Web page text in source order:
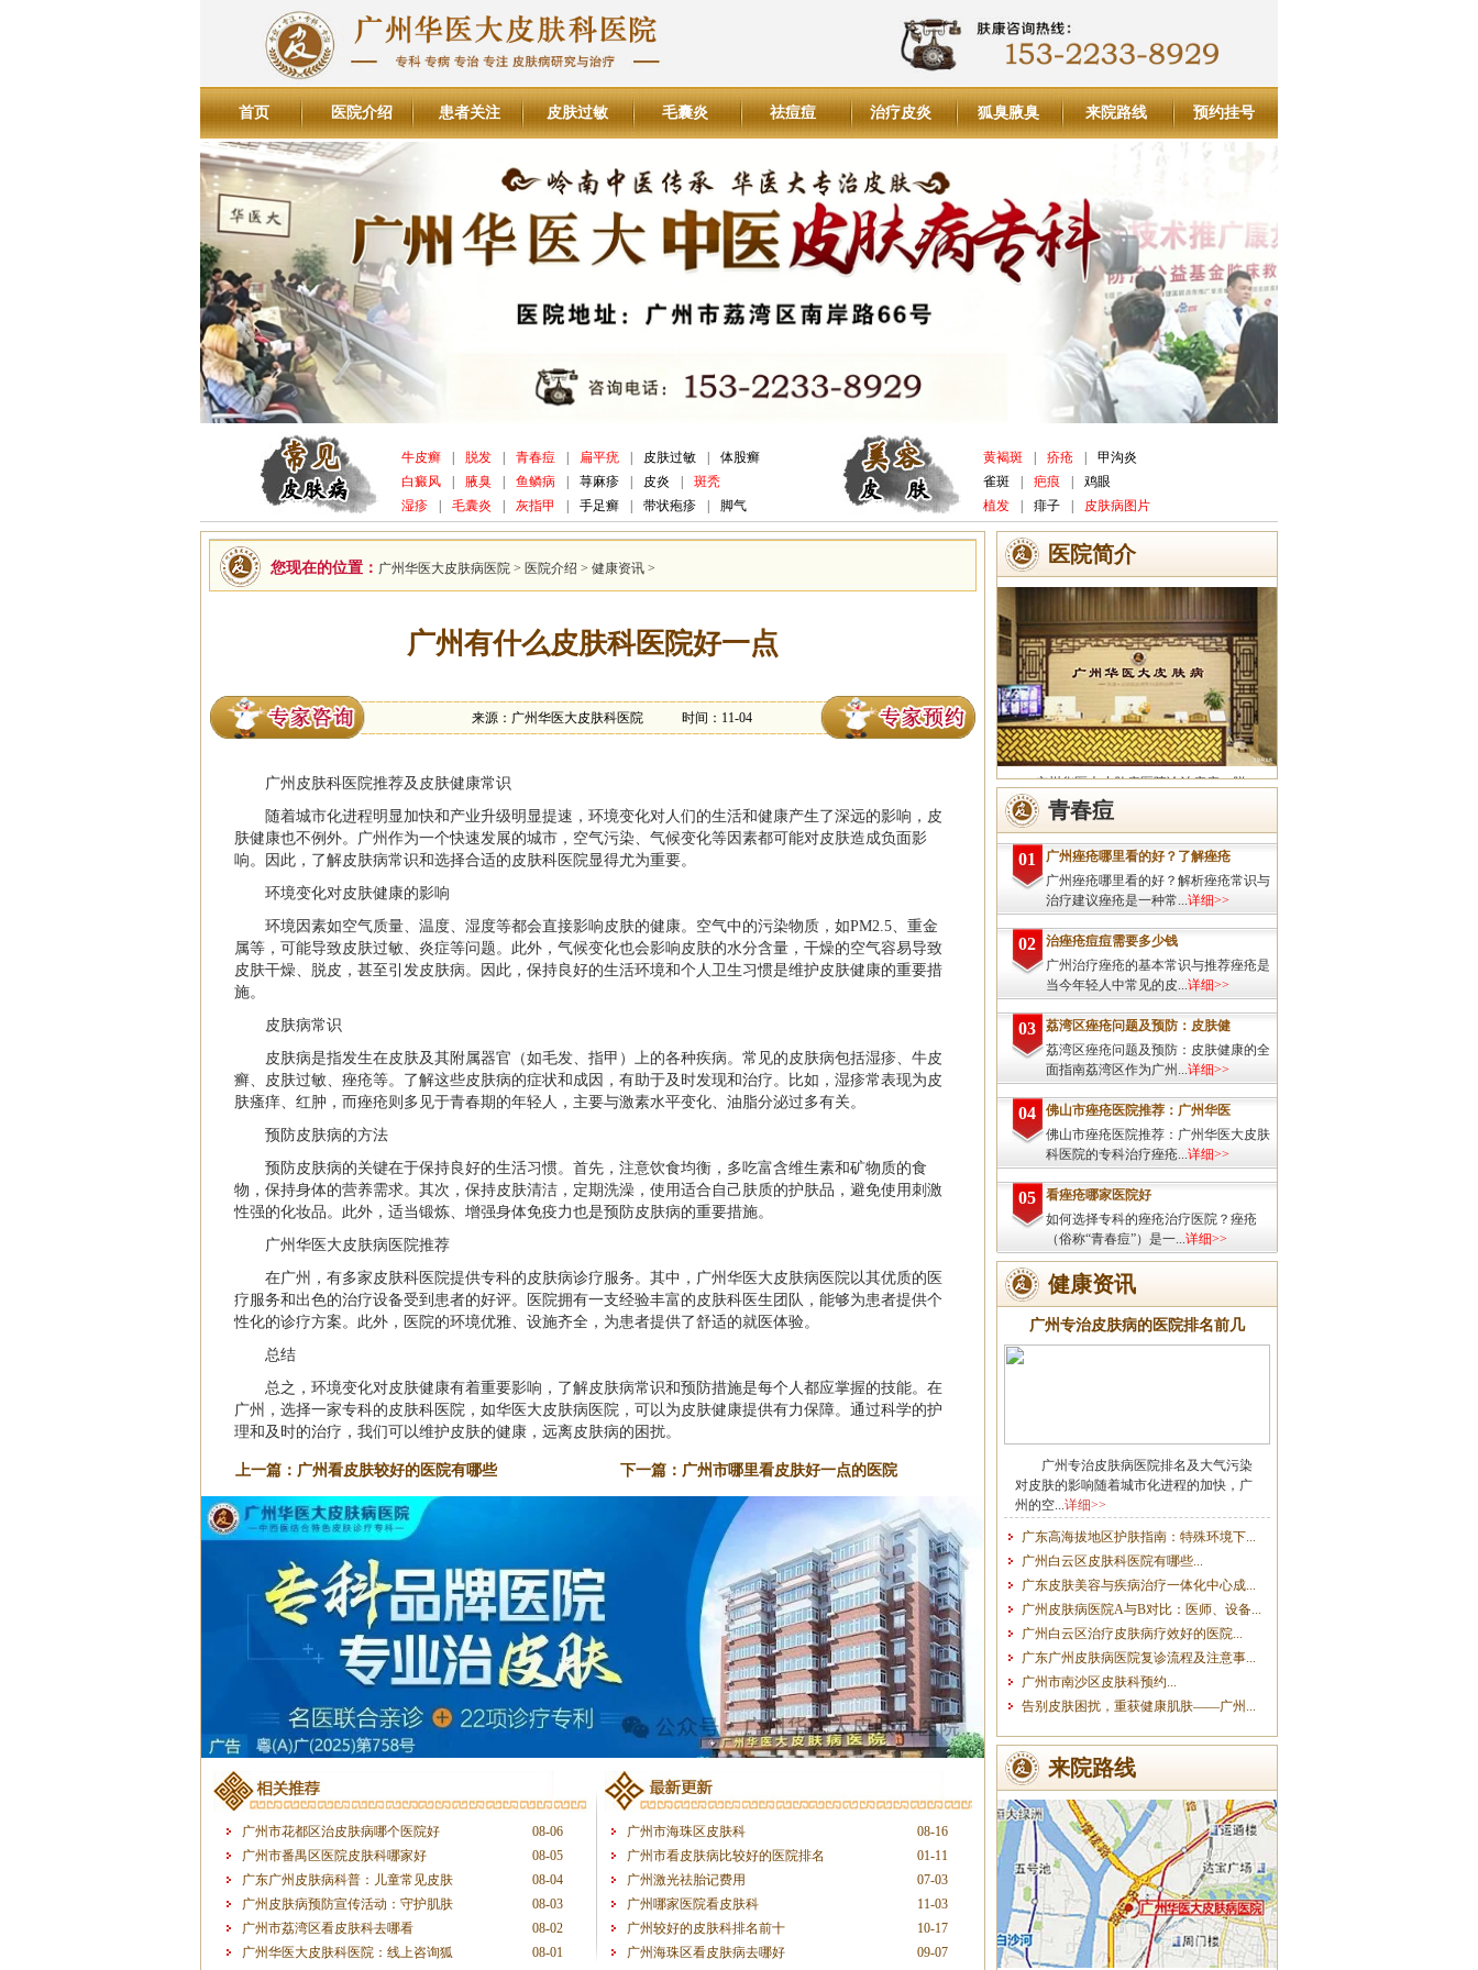
首页 医院介绍 患者关注 皮肤过敏 毛囊炎 祛痘痘 治疗皮炎 狐臭腋臭 来院路线 预约挂号
牛皮癣 脱发 青春痘 扁平疣 皮肤过敏
体股癣
白癜风
腋臭 鱼鳞病 荨麻疹 皮炎
斑秃
湿疹
毛囊炎 灰指甲 手足癣 带状疱疹 脚气
黄褐斑 疥疮
甲沟炎
雀斑
疤痕
鸡眼
植发
痱子 皮肤病图片
您现在的位置： 广州华医大皮肤病医院 > 医院介绍 > 健康资讯 >
广州有什么皮肤科医院好一点
来源：广州华医大皮肤科医院 时间：11-04
广州皮肤科医院推荐及皮肤健康常识
随着城市化进程明显加快和产业升级明显提速，环境变化对人们的生活和健康产生了深远的影响，皮
肤健康也不例外。广州作为一个快速发展的城市，空气污染、气候变化等因素都可能对皮肤造成负面影
响。因此，了解皮肤病常识和选择合适的皮肤科医院显得尤为重要。
环境变化对皮肤健康的影响
环境因素如空气质量、温度、湿度等都会直接影响皮肤的健康。空气中的污染物质，如PM2.5、重金
属等，可能导致皮肤过敏、炎症等问题。此外，气候变化也会影响皮肤的水分含量，干燥的空气容易导致
皮肤干燥、脱皮，甚至引发皮肤病。因此，保持良好的生活环境和个人卫生习惯是维护皮肤健康的重要措
施。
皮肤病常识
皮肤病是指发生在皮肤及其附属器官（如毛发、指甲）上的各种疾病。常见的皮肤病包括湿疹、牛皮
癣、皮肤过敏、痤疮等。了解这些皮肤病的症状和成因，有助于及时发现和治疗。比如，湿疹常表现为皮
肤瘙痒、红肿，而痤疮则多见于青春期的年轻人，主要与激素水平变化、油脂分泌过多有关。
预防皮肤病的方法
预防皮肤病的关键在于保持良好的生活习惯。首先，注意饮食均衡，多吃富含维生素和矿物质的食
物，保持身体的营养需求。其次，保持皮肤清洁，定期洗澡，使用适合自己肤质的护肤品，避免使用刺激
性强的化妆品。此外，适当锻炼、增强身体免疫力也是预防皮肤病的重要措施。
广州华医大皮肤病医院推荐
在广州，有多家皮肤科医院提供专科的皮肤病诊疗服务。其中， 广州华医大皮肤病医院以其优质的医
疗服务和出色的治疗设备受到患者的好评。医院拥有一支经验丰富的皮肤科医生团队，能够为患者提供个
性化的诊疗方案。此外，医院的环境优雅、设施齐全，为患者提供了舒适的就医体验。
总结
总之，环境变化对皮肤健康有着重要影响，了解皮肤病常识和预防措施是每个人都应掌握的技能。在
广州，选择一家专科的皮肤科医院，如华医大皮肤病医院，可以为皮肤健康提供有力保障。通过科学的护
理和及时的治疗，我们可以维护皮肤的健康，远离皮肤病的困扰。
下一篇： 广州市哪里看皮肤好一点的医院
上一篇： 广州看皮肤较好的医院有哪些
08-06
广州市花都区治皮肤病哪个医院好
08-05
广州市番禺区医院皮肤科哪家好
08-04
广东广州皮肤病科普：儿童常见皮肤
08-03
广州皮肤病预防宣传活动：守护肌肤
08-02
广州市荔湾区看皮肤科去哪看
08-01
广州华医大皮肤科医院：线上咨询狐
08-16
广州市海珠区皮肤科
01-11
广州市看皮肤病比较好的医院排名
07-03
广州激光祛胎记费用
11-03
广州哪家医院看皮肤科
10-17
广州较好的皮肤科排名前十
09-07
广州海珠区看皮肤病去哪好
医院简介
广州华医大皮肤病医院诊治痤疮、脱
发、灰指甲、荨麻疹、湿疹、皮炎、斑秃、
皮肤过敏、扁平疣、带状疱疹、皮肤瘙痒、
皮肤过敏等皮肤疾病的治疗方面...详细>>
青春痘
01
广州痤疮哪里看的好？了解痤疮
广州痤疮哪里看的好？解析痤疮常识与
治疗建议痤疮是一种常...详细>>
02
治痤疮痘痘需要多少钱
广州治疗痤疮的基本常识与推荐痤疮是
当今年轻人中常见的皮...详细>>
03
荔湾区痤疮问题及预防：皮肤健
荔湾区痤疮问题及预防：皮肤健康的全
面指南荔湾区作为广州...详细>>
04
佛山市痤疮医院推荐：广州华医
佛山市痤疮医院推荐：广州华医大皮肤
科医院的专科治疗痤疮...详细>>
05
看痤疮哪家医院好
如何选择专科的痤疮治疗医院？痤疮
（俗称“青春痘”）是一...详细>>
健康资讯
广州专治皮肤病的医院排名前几
广州专治皮肤病医院排名及大气污染
对皮肤的影响随着城市化进程的加快，广
州的空...详细>>
广东高海拔地区护肤指南：特殊环境下...
广州白云区皮肤科医院有哪些...
广东皮肤美容与疾病治疗一体化中心成...
广州皮肤病医院A与B对比：医师、设备...
广州白云区治疗皮肤病疗效好的医院...
广东广州皮肤病医院复诊流程及注意事...
广州市南沙区皮肤科预约...
告别皮肤困扰，重获健康肌肤——广州...
来院路线